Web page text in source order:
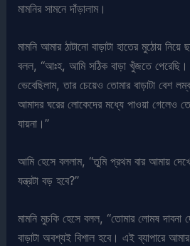
মামনির সামনে দাঁড়ালাম।
মামনি আমার ঠাটানো বাড়াটা হাতের মুঠোয়
বলল, “আঃহ, আমি সঠিক বাড়া খুঁজতে
ভেবেছিলাম, তার চেয়েও তোমার বাড়াটা বেশ
আমাদর ঘরের লোকেদের মধ্যে পাওয়া গেলেও
যায়না।”
আমি হেসে বললাম, “তুমি প্রথম বার আমায়
যন্ত্রটা বড় হবে?”
মামনি মুচকি হেসে বলল, “তোমার লোমষ দাবনা
বাড়াটা অবশ্যই বিশাল হবে। এই ব্যাপারে